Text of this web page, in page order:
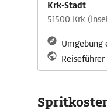
Krk-Stadt
51500 Krk
Umgebung